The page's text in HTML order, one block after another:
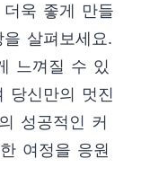
욱 좋게 만들
살펴보세요.
느껴질 수 있
당신만의 멋진
성공적인 커
여정을 응원